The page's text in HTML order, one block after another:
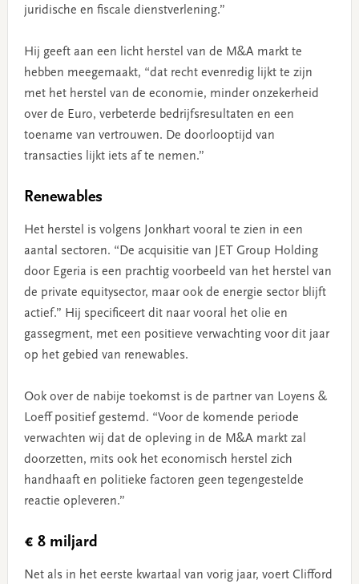
juridische en fiscale dienstverlening.”
Hij geeft aan een licht herstel van de M&A markt te
hebben meegemaakt, “dat recht evenredig lijkt te zijn
met het herstel van de economie, minder onzekerheid
over de Euro, verbeterde bedrijfsresultaten en een
toename van vertrouwen. De doorlooptijd van
transacties lijkt iets af te nemen.”
Renewables
Het herstel is volgens Jonkhart vooral te zien in een
aantal sectoren. “De acquisitie van JET Group Holding
door Egeria is een prachtig voorbeeld van het herstel van
de private equitysector, maar ook de energie sector blijft
actief.” Hij specificeert dit naar vooral het olie en
gassegment, met een positieve verwachting voor dit jaar
op het gebied van renewables.
Ook over de nabije toekomst is de partner van Loyens &
Loeff positief gestemd. “Voor de komende periode
verwachten wij dat de opleving in de M&A markt zal
doorzetten, mits ook het economisch herstel zich
handhaaft en politieke factoren geen tegengestelde
reactie opleveren.”
€ 8 miljard
Net als in het eerste kwartaal van vorig jaar, voert Clifford